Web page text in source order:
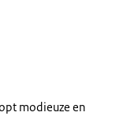
modieuze en